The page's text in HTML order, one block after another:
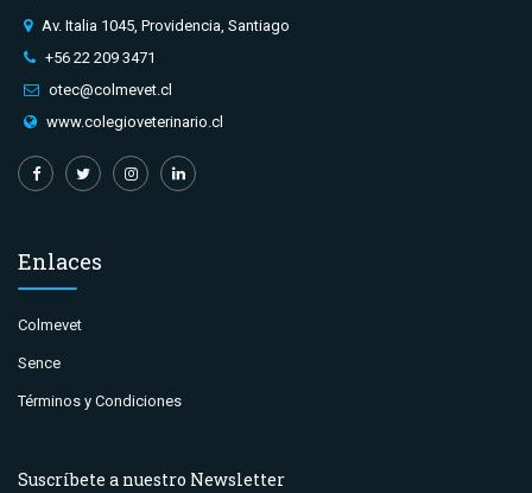
Av. Italia 1045, Providencia, Santiago
+56 22 209 3471
otec@colmevet.cl
www.colegioveterinario.cl
Enlaces
Colmevet
Sence
Términos y Condiciones
Suscríbete a nuestro Newsletter